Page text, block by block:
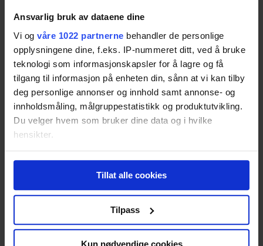
Ansvarlig bruk av dataene dine
Vi og våre 1022 partnerne behandler de personlige
opplysningene dine, f.eks. IP-nummeret ditt, ved å bruke
teknologi som informasjonskapsler for å lagre og få
tilgang til informasjon på enheten din, sånn at vi kan tilby
deg personlige annonser og innhold samt annonse- og
innholdsmåling, målgruppestatistikk og produktutvikling.
Du velger hvem som bruker dine data og i hvilke
hensikter.
Hvis du gir oss lov, vil vi også gjerne:
Innhente informasjon om den geografiske
beliggenheten din, som kan være nøyaktig innenfor
Identifisere enheten din ved å aktivt skanne den
Tillat alle cookies
Tilpass
NOVA Babycall SmartNOVA
Resultatet er basert på2tester.
Neonate BC-8000DV
Resultatet er basert på1test.Pris fra2 159,-
Pris fra2 159,-
Resultatet er basert på3tester.